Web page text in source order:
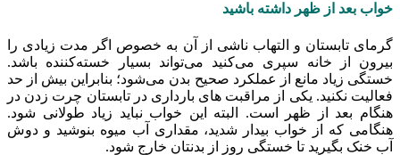
خواب بعد از ظهر داشته باشید
گرمای تابستان و التهاب ناشی از آن به خصوص اگر مدت زیادی را
بیرون از خانه سپری می‌کنید می‌تواند بسیار خسته‌کننده باشد.
خستگی زیاد مانع از عملکرد صحیح بدن می‌شود؛ بنابراین بیش از حد
فعالیت نکنید. یکی از مراقبت های بارداری در تابستان چرت زدن در
هنگام بعد از ظهر است. البته این خواب نباید زیاد طولانی شود.
هنگامی که از خواب بیدار شدید، مقداری آب میوه بنوشید و دوش
آب خنک بگیرید تا خستگی روز از بدنتان خارج شود.